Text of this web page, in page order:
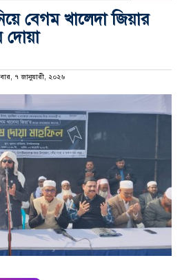
বেগম খালেদা জিয়ার
দোয়া
৭ জানুয়ারী, ২০২৬